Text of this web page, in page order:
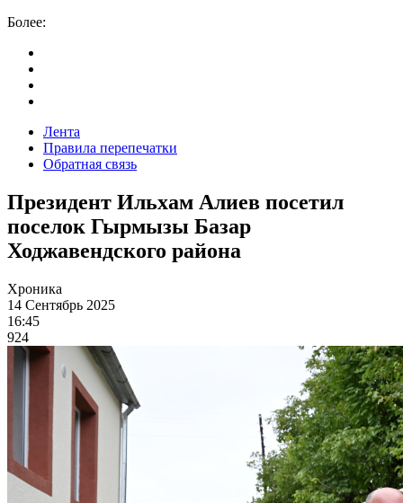
Более:
Лента
Правила перепечатки
Обратная связь
Президент Ильхам Алиев посетил
поселок Гырмызы Базар
Ходжавендского района
Хроника
14 Сентябрь 2025
16:45
924